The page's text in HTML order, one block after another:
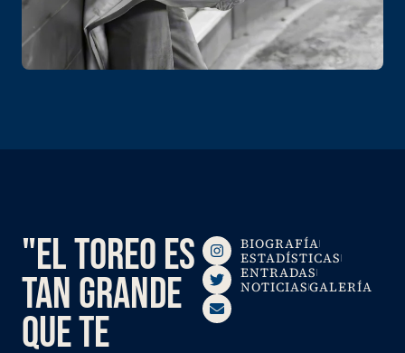
"EL TOREO ES
TAN GRANDE
QUE TE
BIOGRAFÍA
ESTADÍSTICAS
ENTRADAS
NOTICIASGALERÍA